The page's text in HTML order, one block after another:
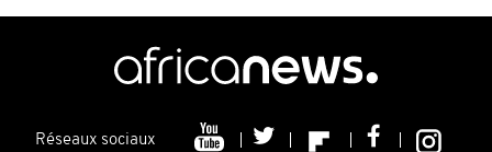
Réseaux sociaux